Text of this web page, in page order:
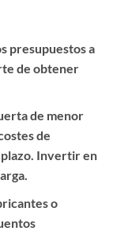
presupuestos a
de obtener
de menor
de
Invertir en
o